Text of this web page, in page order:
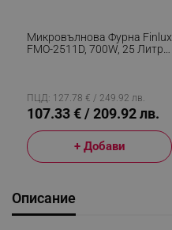
Микровълнова Фурна Finlux
FMO-2511D, 700W, 25 Литра,
Черен
ПЦД: 127.78 € / 249.92 лв.
107.33 € / 209.92 лв.
+ Добави
Описание